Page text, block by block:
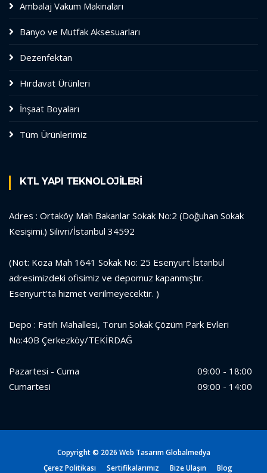
Ambalaj Vakum Makinaları
Banyo ve Mutfak Aksesuarları
Dezenfektan
Hırdavat Ürünleri
İnşaat Boyaları
Tüm Ürünlerimiz
KTL YAPI TEKNOLOJİLERİ
Adres : Ortaköy Mah Bakanlar Sokak No:2 (Doğuhan Sokak
Kesişimi.) Silivri/İstanbul 34592
(Not: Koza Mah 1641 Sokak No: 25 Esenyurt İstanbul
adresimizdeki ofisimiz ve depomuz kapanmıştır.
Esenyurt'ta hizmet verilmeyecektir. )
Depo : Fatih Mahallesi, Torun Sokak Çözüm Park Evleri
No:40B Çerkezköy/TEKİRDAĞ
Pazartesi - Cuma
09:00 - 18:00
Cumartesi
09:00 - 14:00
Copyright © 2026 Web TasarımGlobalmedya
Çerez Politikası
Sertifikalarımız Bize Ulaşın Blog